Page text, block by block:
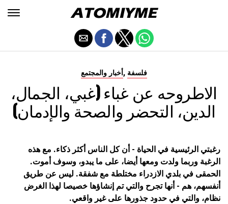
أخبار والمجتمع , فلسفة
الاطروحه عن غباء (غبي، الجمال،
الدين، التحضر والصحة والإدمان)
رغبتي الرئيسية في الحياة - أن كل الناس أكثر ذكاء. مع هذه
الرغبة وربما ولدت ومعها أيضا، على ما يبدو، وسوف أموت.
الحمقى في بلدي الازدراء مختلطة مع شفقة. ليس عن طريق
أنفسهم، هم - أنها تجرح والتي تم إنشاؤها خصيصا لهذا الغرض
نظام، والتي في حدود جذورها على غير واقعي.